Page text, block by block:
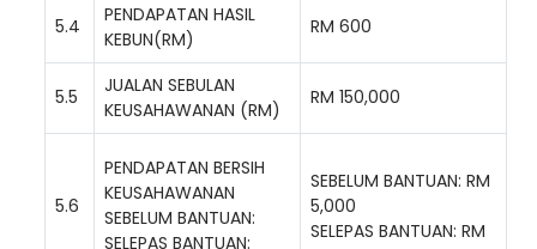
5.4
PENDAPATAN HASIL
KEBUN(RM)
RM 600
5.5
JUALAN SEBULAN
KEUSAHAWANAN (RM)
RM 150,000
5.6
PENDAPATAN BERSIH
KEUSAHAWANAN
SEBELUM BANTUAN:
SELEPAS BANTUAN:
SEBELUM BANTUAN: RM
5,000
SELEPAS BANTUAN: RM